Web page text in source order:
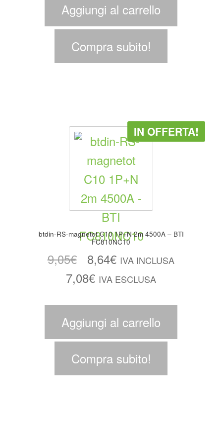
Aggiungi al carrello
Compra subito!
btdin-RS-magnetot C10 1P+N 2m 4500A – BTI
FC810NC10
IN OFFERTA!
9,05€ 8,64€ IVA INCLUSA
7,08€ IVA ESCLUSA
Aggiungi al carrello
Compra subito!